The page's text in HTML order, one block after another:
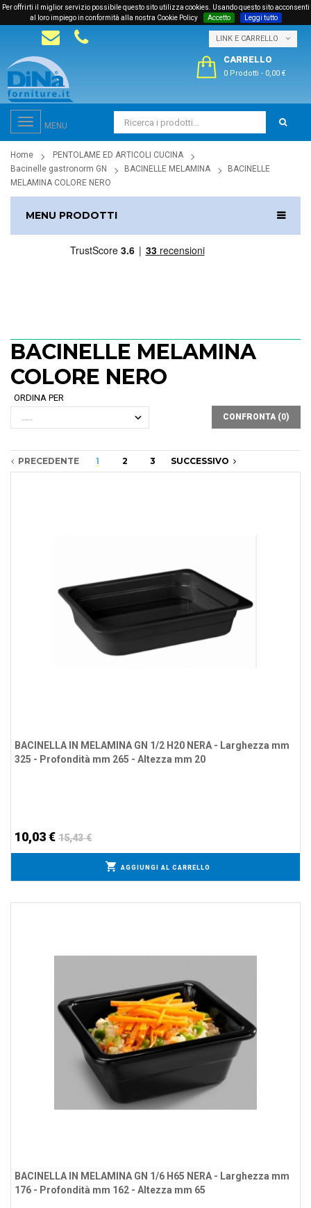
Per offrirti il miglior servizio possibile questo sito utilizza cookies. Usando questo sito acconsenti
al loro impiego in conformità alla nostra Cookie Policy
Accetto Leggi tutto
LINK E CARRELLO
CARRELLO
0 Prodotti - 0,00 €
Toggle
navigation
MENU
Home
PENTOLAME ED ARTICOLI CUCINA
Bacinelle gastronorm GN
BACINELLE MELAMINA
BACINELLE
MELAMINA COLORE NERO
MENU PRODOTTI
BACINELLE MELAMINA
COLORE NERO
ORDINA PER
CONFRONTA (0)
PRECEDENTE 1 2 3 SUCCESSIVO
BACINELLA IN MELAMINA GN 1/2 H20 NERA - Larghezza mm
325 - Profondità mm 265 - Altezza mm 20
10,03 € 15,43 €
AGGIUNGI AL CARRELLO
BACINELLA IN MELAMINA GN 1/6 H65 NERA - Larghezza mm
176 - Profondità mm 162 - Altezza mm 65